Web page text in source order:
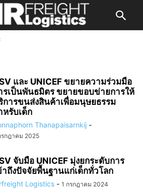
และ UNICEF ขยายความร่วมมือ
รเป็นพันธมิตร ขยายขอบข่ายการให้
การขนส่งสินค้าเพื่อมนุษยธรรม
หรับเด็ก
Thanapaisarnkij -
รกฎาคม 2025
จับมือ UNICEF มุ่งยกระดับการ
าถึงปัจจัยพื้นฐานแก่เด็กทั่วโลก
Logistics - 1 กรกฎาคม 2024